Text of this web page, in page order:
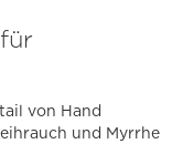
von Hand
und Myrrhe